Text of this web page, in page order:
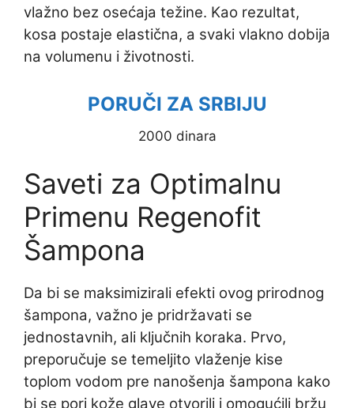
vlažno bez osećaja težine. Kao rezultat,
kosa postaje elastična, a svaki vlakno dobija
na volumenu i životnosti.
PORUČI ZA SRBIJU
2000 dinara
Saveti za Optimalnu
Primenu Regenofit
Šampona
Da bi se maksimizirali efekti ovog prirodnog
šampona, važno je pridržavati se
jednostavnih, ali ključnih koraka. Prvo,
preporučuje se temeljito vlaženje kise
toplom vodom pre nanošenja šampona kako
bi se pori kože glave otvorili i omogućili bržu